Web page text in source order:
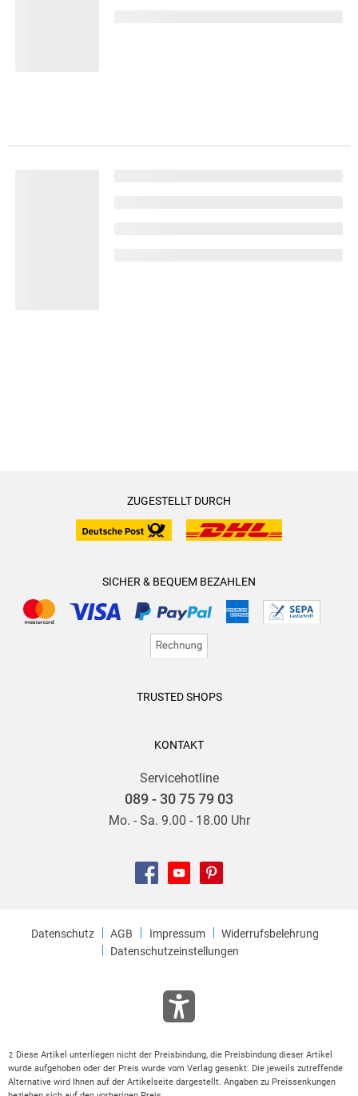
ZUGESTELLT DURCH
SICHER & BEQUEM BEZAHLEN
TRUSTED SHOPS
KONTAKT
Servicehotline
089 - 30 75 79 03
Mo. - Sa. 9.00 - 18.00 Uhr
Datenschutz AGB Impressum
Widerrufsbelehrung
Datenschutzeinstellungen
2
Diese Artikel unterliegen nicht der Preisbindung, die Preisbindung dieser Artikel
wurde aufgehoben oder der Preis wurde vom Verlag gesenkt. Die jeweils zutreffende
Alternative wird Ihnen auf der Artikelseite dargestellt. Angaben zu Preissenkungen